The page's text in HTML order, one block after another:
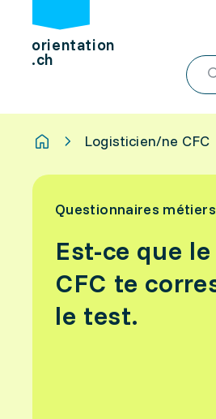
orientation
.ch
Logisticien/ne CFC
Questionnaires métiers
Est-ce que
CFC te
le test.